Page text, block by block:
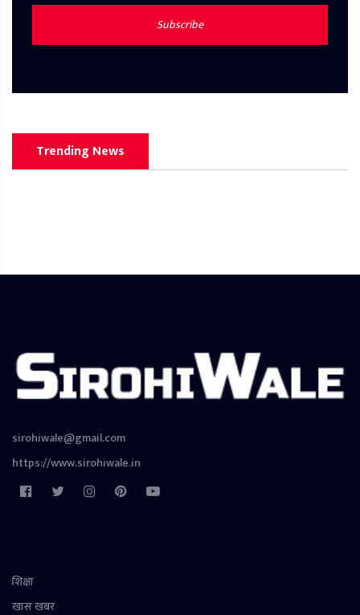
Subscribe
Trending News
sirohiwale@gmail.com
https://www.sirohiwale.in
शिक्षा
खास खबर